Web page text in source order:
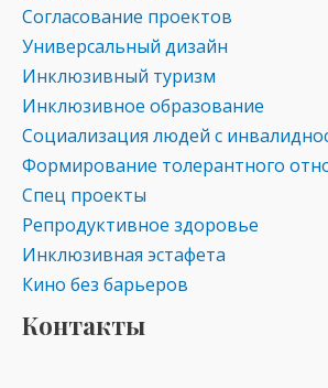
Согласование проектов
Универсальный дизайн
Инклюзивный туризм
Инклюзивное образование
Социализация людей с
Формирование толерантного
Спец проекты
Репродуктивное здоровье
Инклюзивная эстафета
Кино без барьеров
Контакты